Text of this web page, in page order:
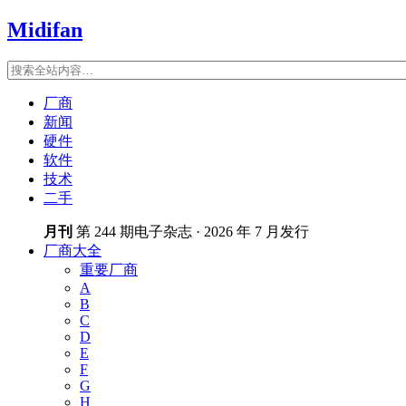
Midifan
厂商
新闻
硬件
软件
技术
二手
月刊 第 244 期电子杂志 · 2026 年 7 月发行
厂商大全
重要厂商
A
B
C
D
E
F
G
H